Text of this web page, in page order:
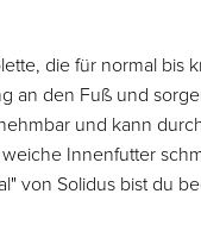
die für normal bis
an den Fuß und
und kann
Innenfutter
von Solidus bist du